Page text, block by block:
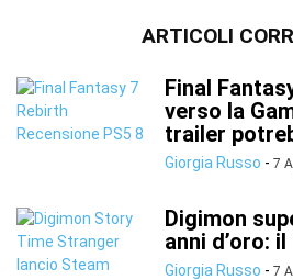
ARTICOLI
Final
verso la
trailer
Giorgia Russo - 7
Digimon
anni d’oro:
Giorgia Russo - 7